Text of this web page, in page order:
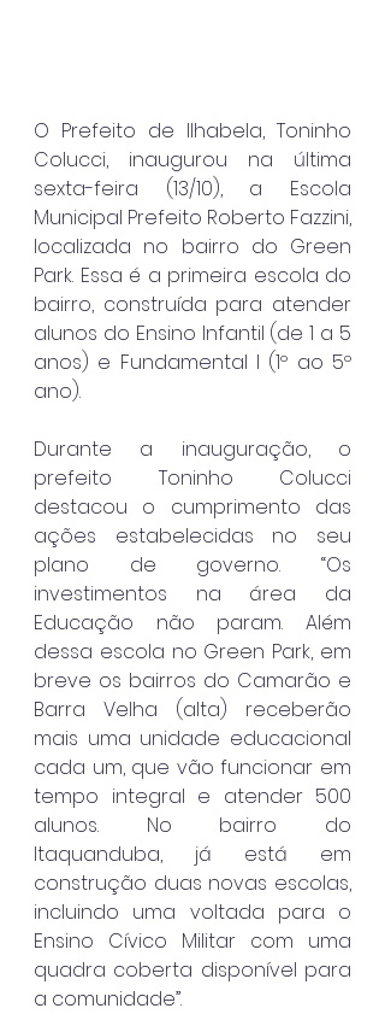
O Prefeito de Ilhabela, Toninho
Colucci, inaugurou na última
sexta-feira (13/10), a Escola
Municipal Prefeito Roberto Fazzini,
localizada no bairro do Green
Park. Essa é a primeira escola do
bairro, construída para atender
alunos do Ensino Infantil (de 1 a 5
anos) e Fundamental I (1º ao 5º
ano).
Durante a inauguração, o
prefeito Toninho Colucci
destacou o cumprimento das
ações estabelecidas no seu
plano de governo. “Os
investimentos na área da
Educação não param. Além
dessa escola no Green Park, em
breve os bairros do Camarão e
Barra Velha (alta) receberão
mais uma unidade educacional
cada um, que vão funcionar em
tempo integral e atender 500
alunos. No bairro do
Itaquanduba, já está em
construção duas novas escolas,
incluindo uma voltada para o
Ensino Cívico Militar com uma
quadra coberta disponível para
a comunidade”.